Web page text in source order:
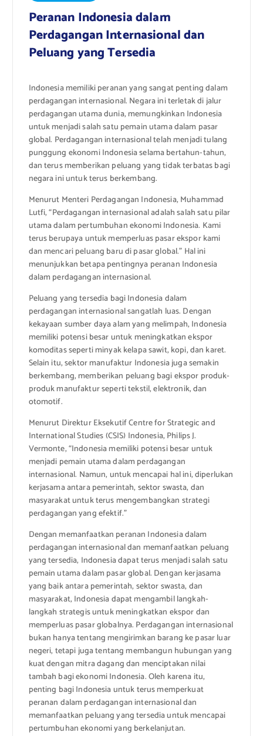
Peranan Indonesia dalam
Perdagangan Internasional dan
Peluang yang Tersedia
Indonesia memiliki peranan yang sangat penting dalam
perdagangan internasional. Negara ini terletak di jalur
perdagangan utama dunia, memungkinkan Indonesia
untuk menjadi salah satu pemain utama dalam pasar
global. Perdagangan internasional telah menjadi tulang
punggung ekonomi Indonesia selama bertahun-tahun,
dan terus memberikan peluang yang tidak terbatas bagi
negara ini untuk terus berkembang.
Menurut Menteri Perdagangan Indonesia, Muhammad
Lutfi, “Perdagangan internasional adalah salah satu pilar
utama dalam pertumbuhan ekonomi Indonesia. Kami
terus berupaya untuk memperluas pasar ekspor kami
dan mencari peluang baru di pasar global.” Hal ini
menunjukkan betapa pentingnya peranan Indonesia
dalam perdagangan internasional.
Peluang yang tersedia bagi Indonesia dalam
perdagangan internasional sangatlah luas. Dengan
kekayaan sumber daya alam yang melimpah, Indonesia
memiliki potensi besar untuk meningkatkan ekspor
komoditas seperti minyak kelapa sawit, kopi, dan karet.
Selain itu, sektor manufaktur Indonesia juga semakin
berkembang, memberikan peluang bagi ekspor produk-
produk manufaktur seperti tekstil, elektronik, dan
otomotif.
Menurut Direktur Eksekutif Centre for Strategic and
International Studies (CSIS) Indonesia, Philips J.
Vermonte, “Indonesia memiliki potensi besar untuk
menjadi pemain utama dalam perdagangan
internasional. Namun, untuk mencapai hal ini, diperlukan
kerjasama antara pemerintah, sektor swasta, dan
masyarakat untuk terus mengembangkan strategi
perdagangan yang efektif.”
Dengan memanfaatkan peranan Indonesia dalam
perdagangan internasional dan memanfaatkan peluang
yang tersedia, Indonesia dapat terus menjadi salah satu
pemain utama dalam pasar global. Dengan kerjasama
yang baik antara pemerintah, sektor swasta, dan
masyarakat, Indonesia dapat mengambil langkah-
langkah strategis untuk meningkatkan ekspor dan
memperluas pasar globalnya. Perdagangan internasional
bukan hanya tentang mengirimkan barang ke pasar luar
negeri, tetapi juga tentang membangun hubungan yang
kuat dengan mitra dagang dan menciptakan nilai
tambah bagi ekonomi Indonesia. Oleh karena itu,
penting bagi Indonesia untuk terus memperkuat
peranan dalam perdagangan internasional dan
memanfaatkan peluang yang tersedia untuk mencapai
pertumbuhan ekonomi yang berkelanjutan.